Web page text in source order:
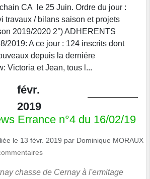
CA le 25 Juin. Ordre du jour :
travaux / bilans saison et projets
2019/2020 2°) ADHERENTS
2019: A ce jour : 124 inscrits dont
depuis la derniére
Victoria et Jean, tous l...
févr.
2019
Errance n°4 du 16/02/19
le 13 févr. 2019 par Dominique MORAUX
chasse de Cernay à l'ermitage